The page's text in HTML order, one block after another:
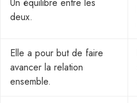
deux.
Elle a pour but de faire
avancer la relation
ensemble.